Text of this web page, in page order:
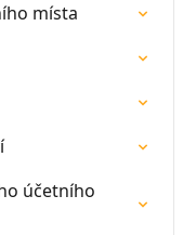
místa
účetního